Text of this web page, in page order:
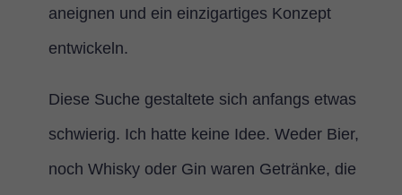
aneignen und ein einzigartiges Konzept
entwickeln.
Diese Suche gestaltete sich anfangs etwas
schwierig. Ich hatte keine Idee. Weder Bier,
noch Whisky oder Gin waren Getränke, die